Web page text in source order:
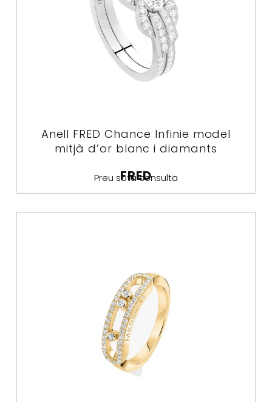
Anell FRED Chance Infinie model
mitjà d’or blanc i diamants
FRED
Preu sota consulta